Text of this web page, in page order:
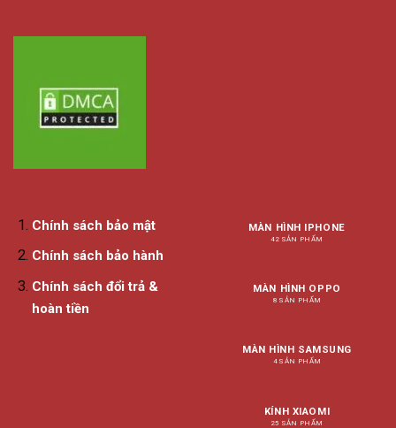
Chính sách bảo mật
Chính sách bảo hành
Chính sách đổi trả &
hoàn tiền
MÀN HÌNH IPHONE
42 SẢN PHẨM
MÀN HÌNH OPPO
8 SẢN PHẨM
MÀN HÌNH SAMSUNG
4 SẢN PHẨM
KÍNH XIAOMI
25 SẢN PHẨM